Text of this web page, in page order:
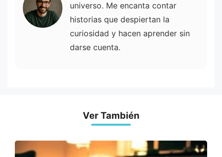
universo. Me encanta contar
historias que despiertan la
curiosidad y hacen aprender sin
darse cuenta.
Ver También